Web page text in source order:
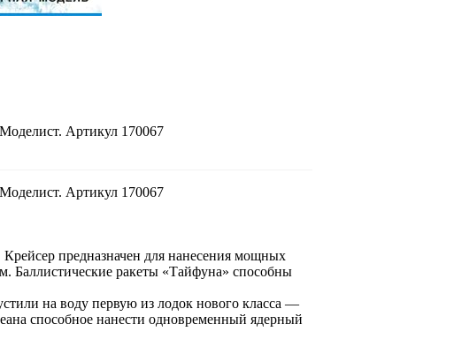
Артикул 170067
Артикул 170067
предназначен для нанесения мощных
Баллистические ракеты «Тайфуна» способны
на воду первую из лодок нового класса —
способное нанести одновременный ядерный